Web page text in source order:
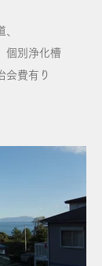
別浄化槽
会費有り